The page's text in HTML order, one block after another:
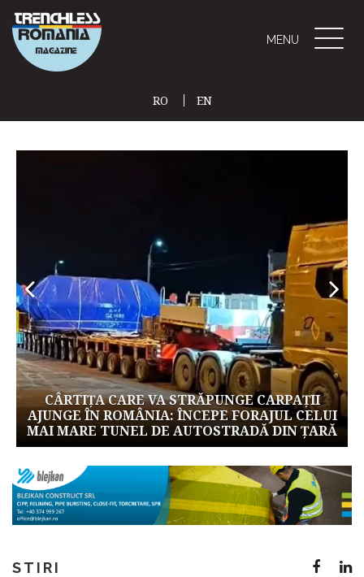
MENU
Toggle
RO
EN
CÂRTIȚA CARE VA STRĂPUNGE CARPAȚII
AJUNGE ÎN ROMÂNIA: ÎNCEPE FORAJUL CELUI
MAI MARE TUNEL DE AUTOSTRADĂ DIN ȚARĂ
STIRI